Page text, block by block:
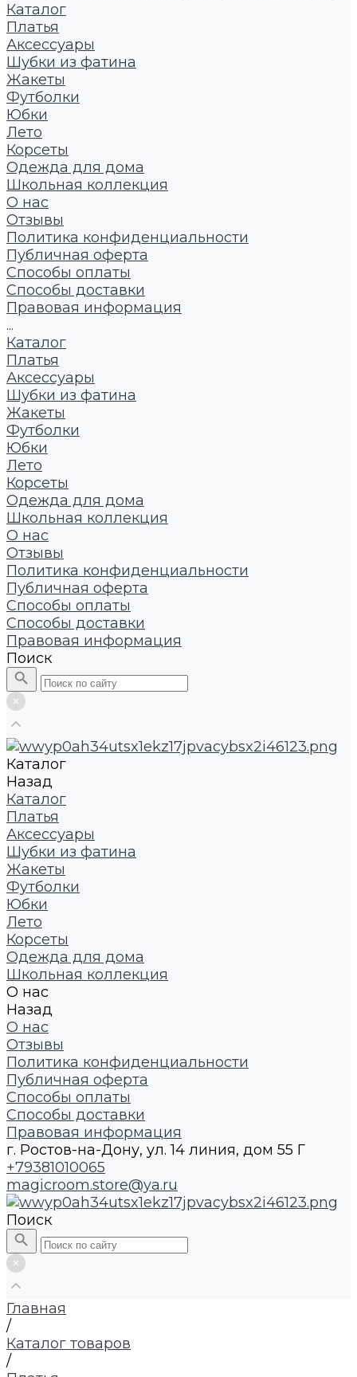
Каталог
Платья
Аксессуары
Шубки из фатина
Жакеты
Футболки
Юбки
Лето
Корсеты
Одежда для дома
Школьная коллекция
О нас
Отзывы
Политика конфиденциальности
Публичная оферта
Способы оплаты
Способы доставки
Правовая информация
...
Каталог
Платья
Аксессуары
Шубки из фатина
Жакеты
Футболки
Юбки
Лето
Корсеты
Одежда для дома
Школьная коллекция
О нас
Отзывы
Политика конфиденциальности
Публичная оферта
Способы оплаты
Способы доставки
Правовая информация
Поиск
Каталог
Назад
Каталог
Платья
Аксессуары
Шубки из фатина
Жакеты
Футболки
Юбки
Лето
Корсеты
Одежда для дома
Школьная коллекция
О нас
Назад
О нас
Отзывы
Политика конфиденциальности
Публичная оферта
Способы оплаты
Способы доставки
Правовая информация
г. Ростов-на-Дону, ул. 14 линия, дом 55 Г
+79381010065
magicroom.store@ya.ru
Поиск
Главная
/
Каталог товаров
/